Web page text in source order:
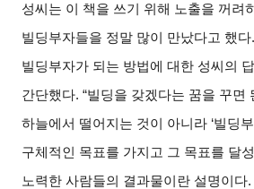
성씨는 이 책을 쓰기 위해 노출을 꺼려
빌딩부자들을 정말 많이 만났다고 했
빌딩부자가 되는 방법에 대한 성씨의
간단했다. “빌딩을 갖겠다는 꿈을 꾸면
하늘에서 떨어지는 것이 아니라 ‘빌딩
구체적인 목표를 가지고 그 목표를 달
노력한 사람들의 결과물이란 설명이다